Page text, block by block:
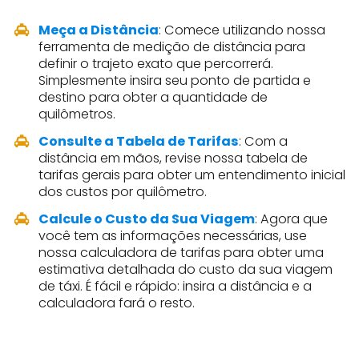
Meça a Distância: Comece utilizando nossa
ferramenta de medição de distância para
definir o trajeto exato que percorrerá.
Simplesmente insira seu ponto de partida e
destino para obter a quantidade de
quilômetros.
Consulte a Tabela de Tarifas: Com a
distância em mãos, revise nossa tabela de
tarifas gerais para obter um entendimento inicial
dos custos por quilômetro.
Calcule o Custo da Sua Viagem: Agora que
você tem as informações necessárias, use
nossa calculadora de tarifas para obter uma
estimativa detalhada do custo da sua viagem
de táxi. É fácil e rápido: insira a distância e a
calculadora fará o resto.